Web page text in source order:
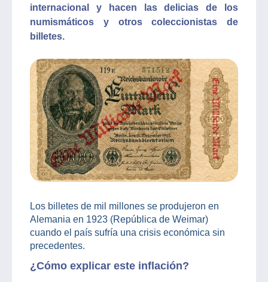
internacional y hacen las delicias de los
numismáticos y otros coleccionistas de
billetes.
Los billetes de mil millones se produjeron en
Alemania en 1923 (República de Weimar)
cuando el país sufría una crisis económica sin
precedentes.
¿Cómo explicar este inflación?